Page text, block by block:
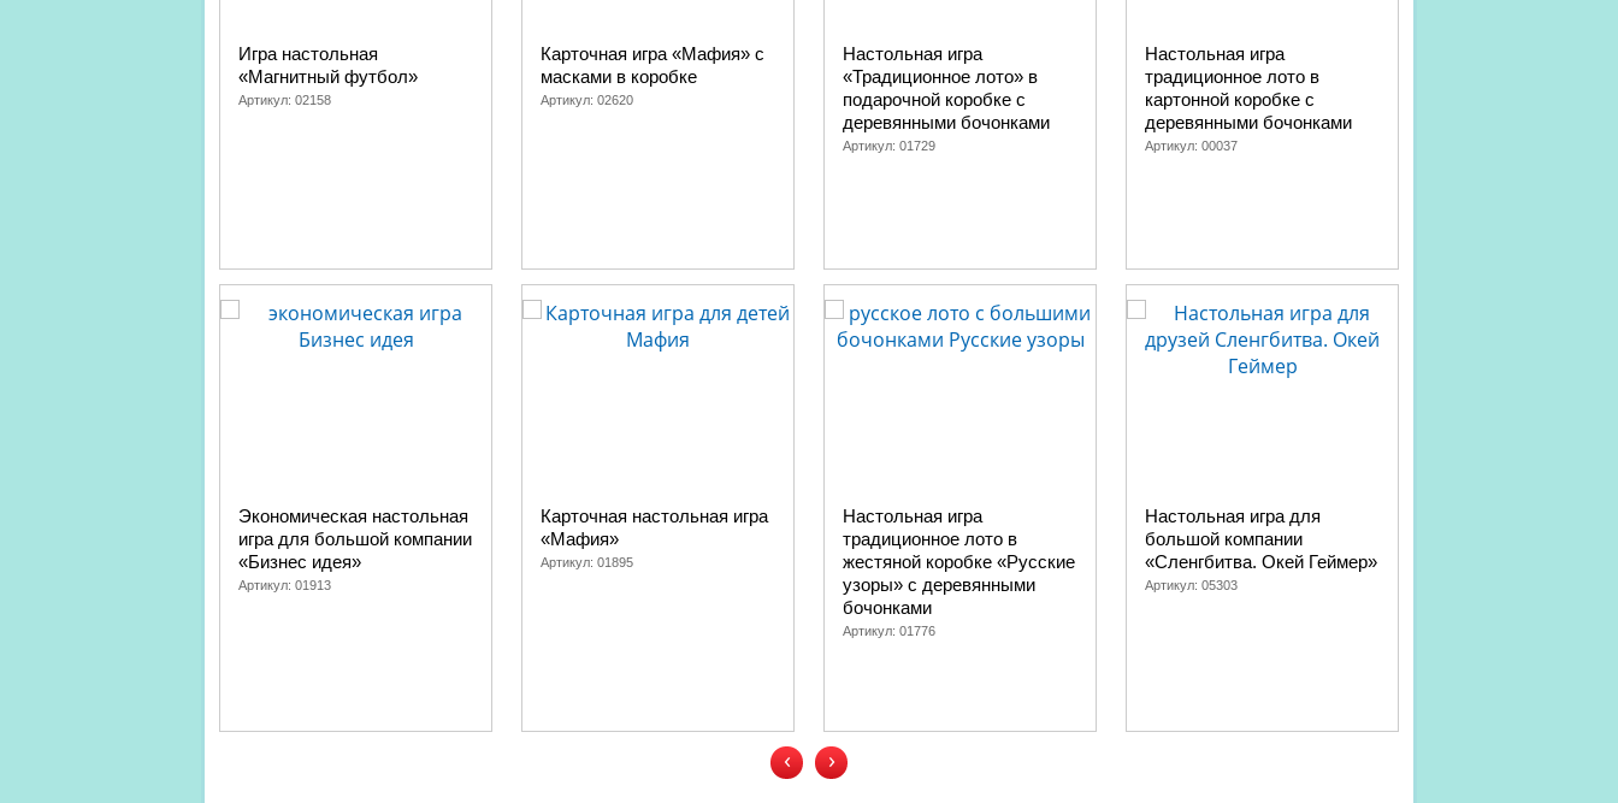
Игра настольная
«Магнитный футбол»
Артикул: 02158
Экономическая настольная
игра для большой компании
«Бизнес идея»
Артикул: 01913
Карточная игра «Мафия» с
масками в коробке
Артикул: 02620
Карточная настольная игра
«Мафия»
Артикул: 01895
Настольная игра
«Традиционное лото» в
подарочной коробке с
деревянными бочонками
Артикул: 01729
Настольная игра
традиционное лото в
жестяной коробке «Русские
узоры» с деревянными
бочонками
Артикул: 01776
Настольная игра
традиционное лото в
картонной коробке с
деревянными бочонками
Артикул: 00037
Настольная игра для
большой компании
«Сленгбитва. Окей Геймер»
Артикул: 05303
‹ ›